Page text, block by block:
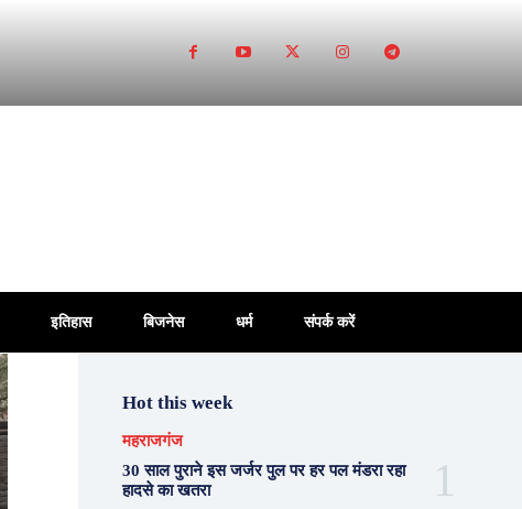
इतिहास बिजनेस धर्म संपर्क करें
Hot this week
महराजगंज
30 साल पुराने इस जर्जर पुल पर हर पल मंडरा रहा
हादसे का खतरा